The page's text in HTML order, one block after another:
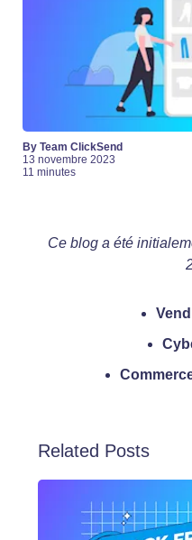
By Team ClickSend
13 novembre 2023
11 minutes
Ce blog a été
Related Posts